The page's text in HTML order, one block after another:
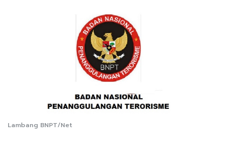
Lambang BNPT/Net